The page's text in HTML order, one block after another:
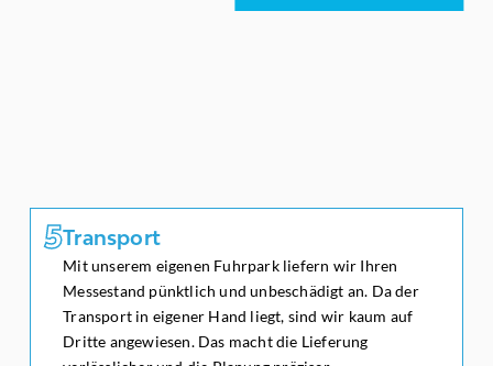
5Transport
Mit unserem eigenen Fuhrpark liefern wir Ihren
Messestand pünktlich und unbeschädigt an. Da der
Transport in eigener Hand liegt, sind wir kaum auf
Dritte angewiesen. Das macht die Lieferung
5
Transport